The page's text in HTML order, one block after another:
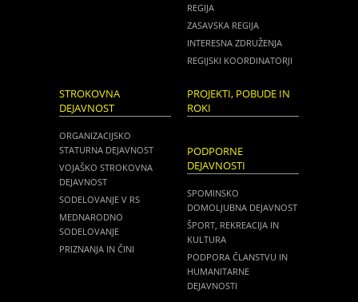
REGIJA
ZASAVSKA REGIJA
INTERESNA ZDRUŽENJA
REGIJSKI KOORDINATORJI
STROKOVNA
DEJAVNOST
ORGANIZACIJSKO
STATURNA DEJAVNOST
VOJAŠKO STROKOVNA
DEJAVNOST
SODELOVANJE V RS
MEDNARODNO
SODELOVANJE
PRIZNANJA IN ČINI
PROJEKTI, POBUDE IN
ROKI
PODPORNE
DEJAVNOSTI
SPOMINSKO
DOMOLJUBNA DEJAVNOST
ŠPORT, REKREACIJA IN
KULTURA
PODPORA ČLANSTVU IN
HUMANITARNE
DEJAVNOSTI